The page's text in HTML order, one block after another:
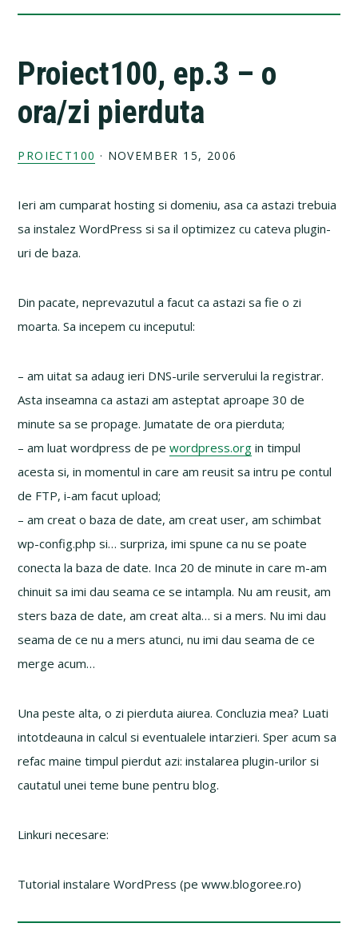
Proiect100, ep.3 – o
ora/zi pierduta
PROIECT100 · NOVEMBER 15, 2006
Ieri am cumparat hosting si domeniu, asa ca astazi trebuia
sa instalez WordPress si sa il optimizez cu cateva plugin-
uri de baza.
Din pacate, neprevazutul a facut ca astazi sa fie o zi
moarta. Sa incepem cu inceputul:
– am uitat sa adaug ieri DNS-urile serverului la registrar.
Asta inseamna ca astazi am asteptat aproape 30 de
minute sa se propage. Jumatate de ora pierduta;
– am luat wordpress de pewordpress.org in timpul
acesta si, in momentul in care am reusit sa intru pe contul
de FTP, i-am facut upload;
– am creat o baza de date, am creat user, am schimbat
wp-config.php si… surpriza, imi spune ca nu se poate
conecta la baza de date. Inca 20 de minute in care m-am
chinuit sa imi dau seama ce se intampla. Nu am reusit, am
sters baza de date, am creat alta… si a mers. Nu imi dau
seama de ce nu a mers atunci, nu imi dau seama de ce
merge acum…
Una peste alta, o zi pierduta aiurea. Concluzia mea? Luati
intotdeauna in calcul si eventualele intarzieri. Sper acum sa
refac maine timpul pierdut azi: instalarea plugin-urilor si
cautatul unei teme bune pentru blog.
Linkuri necesare:
Tutorial instalare WordPress (pe www.blogoree.ro)